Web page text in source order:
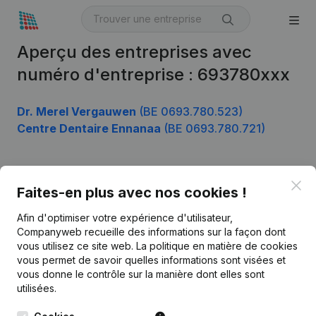
Aperçu des entreprises avec
numéro d'entreprise : 693780xxx
Dr. Merel Vergauwen (BE 0693.780.523)
Centre Dentaire Ennanaa (BE 0693.780.721)
Faites-en plus avec nos cookies !
Afin d'optimiser votre expérience d'utilisateur,
Companyweb recueille des informations sur la façon dont
vous utilisez ce site web. La politique en matière de cookies
vous permet de savoir quelles informations sont visées et
vous donne le contrôle sur la manière dont elles sont
utilisées.
Français
Kantorenpark Everest
248D,
Monitoring
Recherche internationale